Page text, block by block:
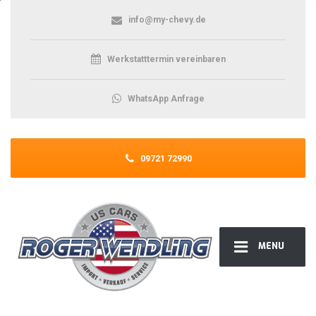
MENU
info@my-chevy.de
Werkstatttermin vereinbaren
WhatsApp Anfrage
09721 72990